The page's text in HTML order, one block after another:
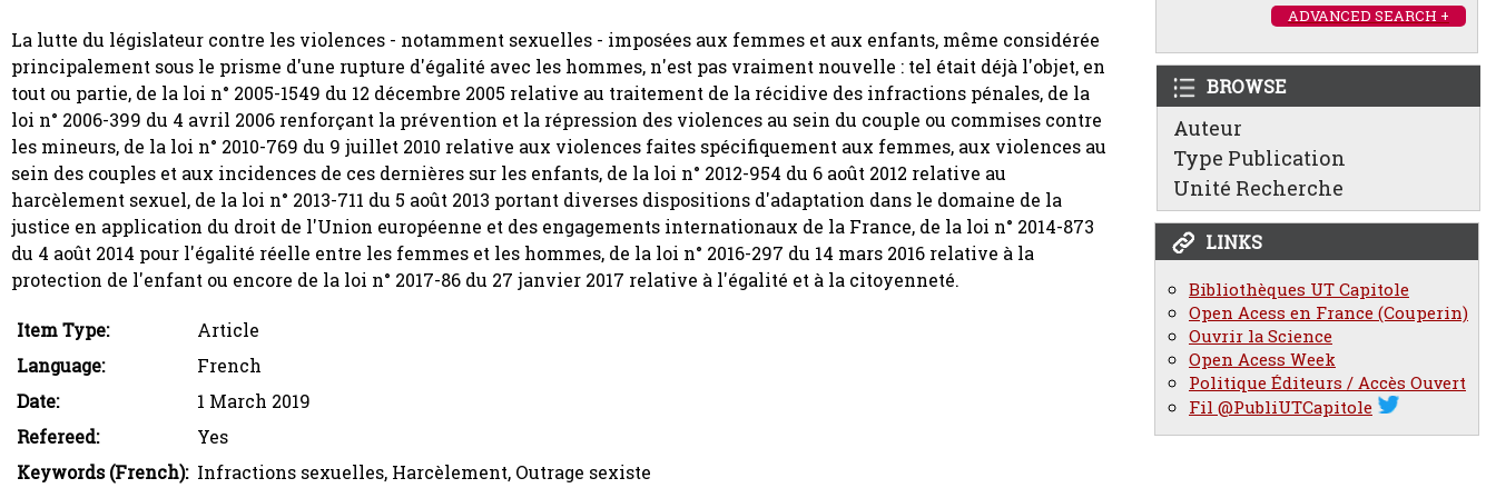
ADVANCED SEARCH +
BROWSE
Auteur
Type Publication
Unité Recherche
LINKS
Bibliothèques UT Capitole
Open Acess en France (Couperin)
Ouvrir la Science
Open Acess Week
Politique Éditeurs / Accès Ouvert
Fil @PubliUTCapitole
La lutte du législateur contre les violences - notamment sexuelles - imposées aux femmes et aux enfants, même considérée
principalement sous le prisme d'une rupture d'égalité avec les hommes, n'est pas vraiment nouvelle : tel était déjà l'objet, en
tout ou partie, de la loi n° 2005-1549 du 12 décembre 2005 relative au traitement de la récidive des infractions pénales, de la
loi n° 2006-399 du 4 avril 2006 renforçant la prévention et la répression des violences au sein du couple ou commises contre
les mineurs, de la loi n° 2010-769 du 9 juillet 2010 relative aux violences faites spécifiquement aux femmes, aux violences au
sein des couples et aux incidences de ces dernières sur les enfants, de la loi n° 2012-954 du 6 août 2012 relative au
harcèlement sexuel, de la loi n° 2013-711 du 5 août 2013 portant diverses dispositions d'adaptation dans le domaine de la
justice en application du droit de l'Union européenne et des engagements internationaux de la France, de la loi n° 2014-873
du 4 août 2014 pour l'égalité réelle entre les femmes et les hommes, de la loi n° 2016-297 du 14 mars 2016 relative à la
protection de l'enfant ou encore de la loi n° 2017-86 du 27 janvier 2017 relative à l'égalité et à la citoyenneté.
Item Type:
Article
Language:
French
Date:
1 March 2019
Refereed:
Yes
Keywords (French): Infractions sexuelles, Harcèlement, Outrage sexiste